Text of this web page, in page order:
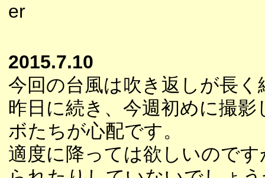
er
2015.7.10
今回の台風は吹き返しが長
昨日に続き、今週初めに撮
ボたちが心配です。
適度に降っては欲しいので